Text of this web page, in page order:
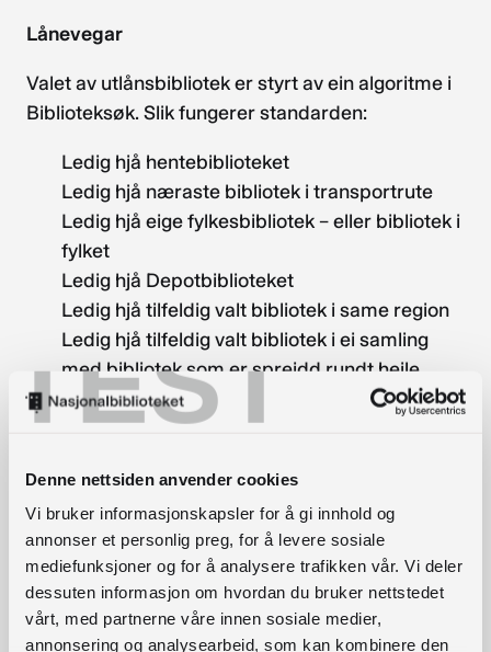
TEST
Denne nettsiden anvender cookies
Vi bruker informasjonskapsler for å gi innhold og
annonser et personlig preg, for å levere sosiale
mediefunksjoner og for å analysere trafikken vår. Vi deler
dessuten informasjon om hvordan du bruker nettstedet
vårt, med partnerne våre innen sosiale medier,
annonsering og analysearbeid, som kan kombinere den
Lånevegar
Valet av utlånsbibliotek er styrt av ein algoritme i
Biblioteksøk. Slik fungerer standarden:
Ledig hjå hentebiblioteket
Ledig hjå næraste bibliotek i transportrute
Ledig hjå eige fylkesbibliotek – eller bibliotek i
fylket
Ledig hjå Depotbiblioteket
Ledig hjå tilfeldig valt bibliotek i same region
Ledig hjå tilfeldig valt bibliotek i ei samling
med bibliotek som er spreidd rundt heile
landet i denne rekkerfølja:
Innanfor same bibliotektype
bibliotek mot UH-bibliotek)
Ope fleire enn 3 dagar i veka
Balanse ytar/nytar
Fleire eksemplar inne
Eksemplar inne